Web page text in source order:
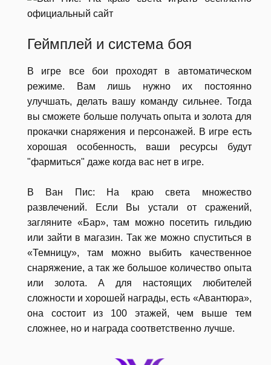
Геймплей и система боя
В игре все бои проходят в автоматическом
режиме. Вам лишь нужно их постоянно
улучшать, делать вашу команду сильнее. Тогда
вы сможете больше получать опыта и золота для
прокачки снаряжения и персонажей. В игре есть
хорошая особенность, ваши ресурсы будут
"фармиться" даже когда вас нет в игре.
В Ван Пис: На краю света множество
развлечений. Если Вы устали от сражений,
загляните «Бар», там можно посетить гильдию
или зайти в магазин. Так же можно спуститься в
«Темницу», там можно выбить качественное
снаряжение, а так же большое количество опыта
или золота. А для настоящих любителей
сложности и хорошей награды, есть «Авантюра»,
она состоит из 100 этажей, чем выше тем
сложнее, но и награда соответственно лучше.